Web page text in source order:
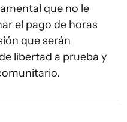
que no le
el pago de horas
que serán
libertad a prueba y